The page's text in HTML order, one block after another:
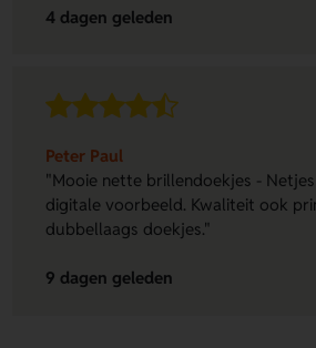
4 dagen geleden
Peter Paul
"Mooie nette brillendoekjes -
digitale voorbeeld. Kwaliteit ook
dubbellaags doekjes."
9 dagen geleden